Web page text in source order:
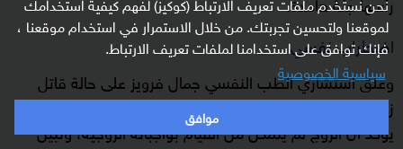
لموقعنا ولتحسين تجربتك. من خلال الاستمرار في استخدام موقعنا ،
فإنك توافق على استخدامنا لملفات تعريف الارتباط.
سياسية الخصوصية
موافق
اضطراب نفسي
وعلق استشاري الطب النفسي جمال فرويز على حالة قاتل
زوجته في الصباحية، بأنه ثبت أن زوجته لا تزال بكرًا، وهذا
يؤكد أن الزوج لم يتمكن من القيام بواجباته الزوجية، وتبين